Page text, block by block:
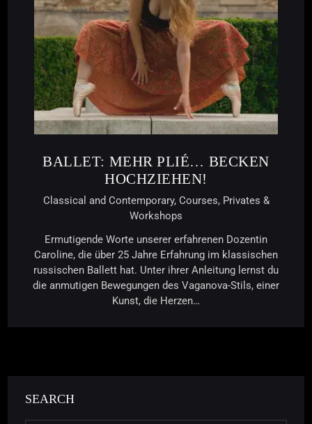
BALLET: MEHR PLIÉ… BECKEN
HOCHZIEHEN!
Classical and Contemporary, Courses, Privates &
Workshops
Ermutigende Worte unserer erfahrenen Dozentin
Caroline, die über 25 Jahre Erfahrung im klassischen
russischen Ballett hat. Unter ihrer Anleitung lernst du
die anmutigen Bewegungen des Vaganova-Stils, einer
Kunst, die Herzen…
SEARCH